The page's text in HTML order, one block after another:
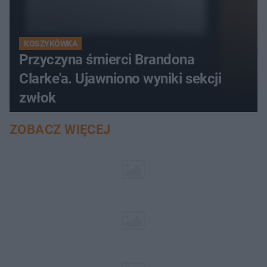
KOSZYKÓWKA
Przyczyna śmierci Brandona
Clarke'a. Ujawniono wyniki sekcji
zwłok
ZOBACZ WIĘCEJ